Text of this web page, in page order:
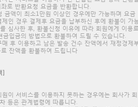
로 반환요청 요금을 반환합니다.
금액이 최소1만원 이상인 경우에만 가능하며 요
인 경우 결제후 요금을 납부하신 후에 환불이 가
심사한 후, 환불신청 이유에 따라 회원에게 이
금입금의 방법으로 환불하여 드릴 수 있습니다.
후 이용하고 남은 발송 건수 잔액에서 재정경
잔액을 환불하여 드립니다
]
이 서비스를 이용하지 못하는 경우에는 회사가
등은 관계법령에 따릅니다.